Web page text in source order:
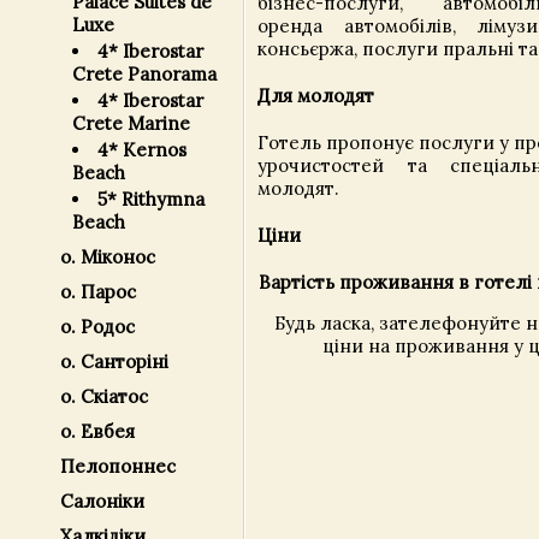
Luxe
4* Iberostar
Crete Panorama
4* Iberostar
Crete Marine
4* Kernos
Beach
5* Rithymna
Beach
о. Міконос
о. Парос
о. Родос
о. Санторіні
о. Скіатос
о. Евбея
Пелопоннес
Салоніки
оренда автомобілів,
консьєржа, послуги пральні
Для молодят
Готель пропонує послуги у
урочистостей та
молодят.
Ціни
Вартість проживання в
Будь ласка, зателефонуйте
ціни на проживання у